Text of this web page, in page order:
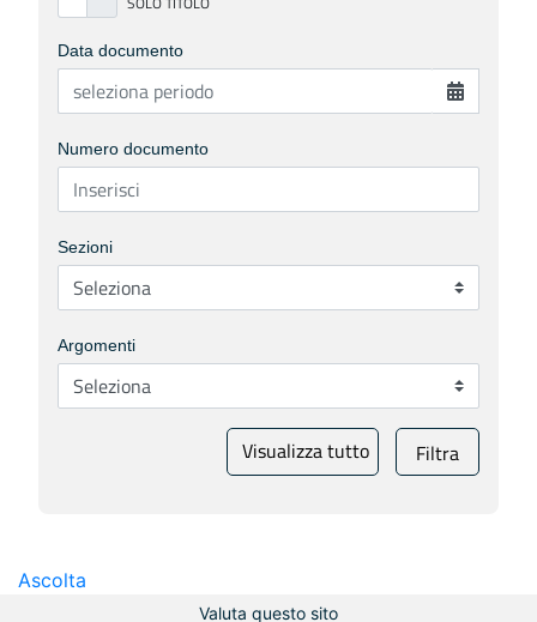
Data documento
Numero documento
Sezioni
Argomenti
Visualizza tutto Filtra
Ascolta
Valuta questo sito